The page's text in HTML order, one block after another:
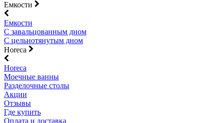
Емкости
Емкости
С завальцованным дном
С цельнотянутым дном
Horeca
Horeca
Моечные ванны
Разделочные столы
Акции
Отзывы
Где купить
Оплата и доставка